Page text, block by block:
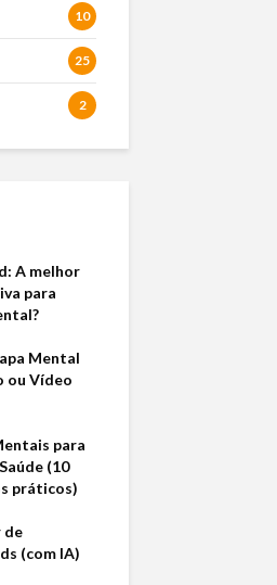
10
25
2
A melhor
para
Mental
ou Vídeo
para
(10
práticos)
de
(com IA)